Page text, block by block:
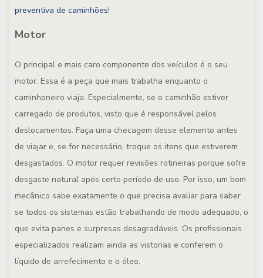
preventiva de caminhões!
Motor
O principal e mais caro componente dos veículos é o seu
motor. Essa é a peça que mais trabalha enquanto o
caminhoneiro viaja. Especialmente, se o caminhão estiver
carregado de produtos, visto que é responsável pelos
deslocamentos. Faça uma checagem desse elemento antes
de viajar e, se for necessário, troque os itens que estiverem
desgastados. O motor requer revisões rotineiras porque sofre
desgaste natural após certo período de uso. Por isso, um bom
mecânico sabe exatamente o que precisa avaliar para saber
se todos os sistemas estão trabalhando de modo adequado, o
que evita panes e surpresas desagradáveis. Os profissionais
especializados realizam ainda as vistorias e conferem o
líquido de arrefecimento e o óleo.